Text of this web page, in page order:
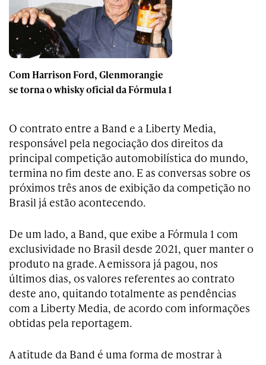
Com Harrison Ford, Glenmorangie
se torna o whisky oficial da Fórmula 1
O contrato entre a Band e a Liberty Media,
responsável pela negociação dos direitos da
principal competição automobilística do mundo,
termina no fim deste ano. E as conversas sobre os
próximos três anos de exibição da competição no
Brasil já estão acontecendo.
De um lado, a Band, que exibe a Fórmula 1 com
exclusividade no Brasil desde 2021, quer manter o
produto na grade. A emissora já pagou, nos
últimos dias, os valores referentes ao contrato
deste ano, quitando totalmente as pendências
com a Liberty Media, de acordo com informações
obtidas pela reportagem.
A atitude da Band é uma forma de mostrar à